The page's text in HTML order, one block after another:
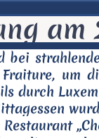
am
um
durch